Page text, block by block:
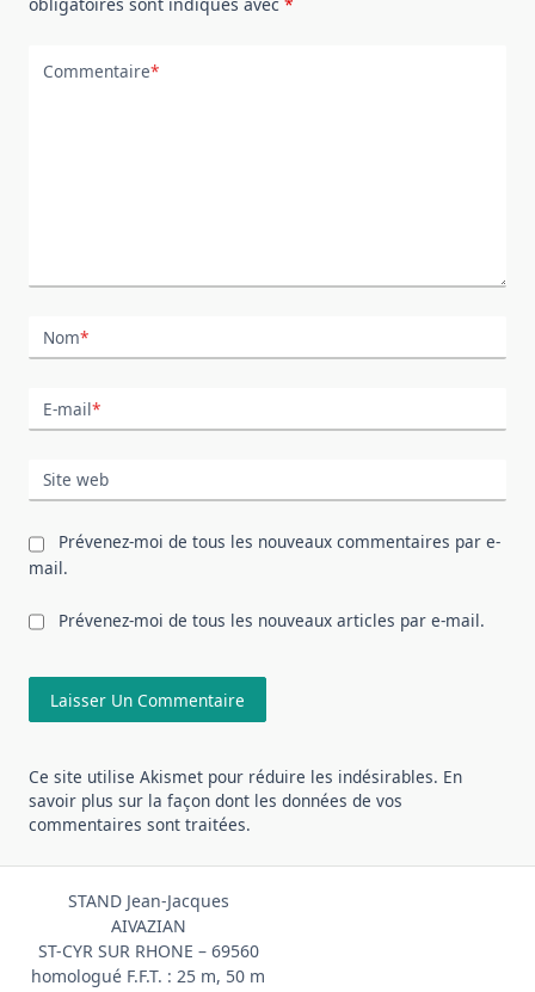
Commentaire*
Nom*
E-mail*
Site web
Prévenez-moi de tous les nouveaux commentaires par e-
mail.
Prévenez-moi de tous les nouveaux articles par e-mail.
Ce site utilise Akismet pour réduire les indésirables. En
savoir plus sur la façon dont les données de vos
commentaires sont traitées.
STAND Jean-Jacques
AIVAZIAN
ST-CYR SUR RHONE – 69560
homologué F.F.T. : 25 m, 50 m